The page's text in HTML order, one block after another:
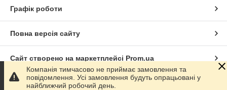
Графік роботи
Повна версія сайту
Сайт створено на маркетплейсі Prom.ua
Політика конфіденційності
Компанія тимчасово не приймає замовлення та
повідомлення. Усі замовлення будуть опрацьовані у
найближчий робочий день.